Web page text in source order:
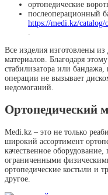
ортопедические
послеоперационный
https://medi.kz/catalog/
Все изделия изготовлены
материалов. Благодаря
стабилизатора или
операции не вызывает
недомоганий.
Ортопедический
Medi.kz – это не только
широкий ассортимент
качественное
ограниченными
ортопедические костыли и
другое.